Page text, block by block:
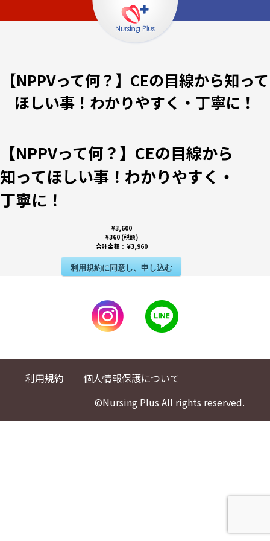
【NPPVって何？】CEの目線から知って
ほしい事！わかりやすく・丁寧に！
【NPPVって何？】CEの目線から
知ってほしい事！わかりやすく・
丁寧に！
¥3,600
¥360 (税額)
合計金額： ¥3,960
利用規約に同意し、申し込む
利用規約
個人情報保護について
©Nursing Plus All rights reserved.